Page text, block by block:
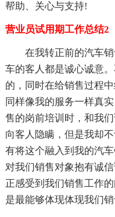
帮助、关心与支持!
营业员试用期工作总结2
在我转正前的汽车
车的客人都是诚心诚意
的，同时在给销售过程
同样像我的服务一样真
售的岗前培训时，和我
向客人隐瞒，但是我却
有将这个融入到我的汽
对我们销售对象抱有诚
正感受到我们销售工作
是最能够体现体现我们销